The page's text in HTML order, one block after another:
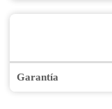
Garantía